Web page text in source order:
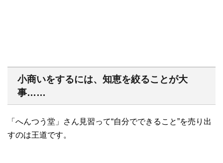
小商いをするには、知恵を絞ることが大
事……
「へんつう堂」さん見習って“自分でできること”を売り出
すのは王道です。